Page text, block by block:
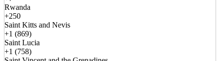
Rwanda
+250
Saint Kitts and Nevis
+1 (869)
Saint Lucia
+1 (758)